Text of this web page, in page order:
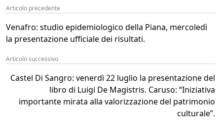
Articolo precedente
Venafro: studio epidemiologico della Piana, mercoledì
la presentazione ufficiale dei risultati.
Articolo successivo
Castel Di Sangro: venerdì 22 luglio la presentazione del
libro di Luigi De Magistris. Caruso: “Iniziativa
importante mirata alla valorizzazione del patrimonio
culturale”.